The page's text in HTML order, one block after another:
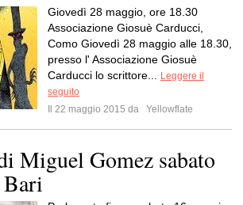
Giovedì 28 maggio, ore 18.30
Associazione Giosuè Carducci,
Como Giovedì 28 maggio alle 18.30,
presso l' Associazione Giosuè
Carducci lo scrittore...
Leggere il
seguito
Il 22 maggio 2015 da
Yellowflate
Miguel Gomez sabato